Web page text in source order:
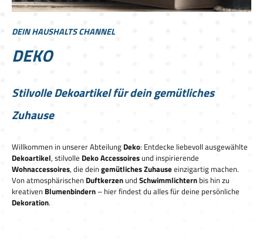
DEIN HAUSHALTS CHANNEL
DEKO
Stilvolle Dekoartikel für dein gemütliches
Zuhause
Willkommen in unserer Abteilung Deko: Entdecke liebevoll ausgewählte
Dekoartikel, stilvolle Deko Accessoiresund inspirierende
Wohnaccessoires, die deingemütliches Zuhauseeinzigartig machen.
Von atmosphärischen Duftkerzenund Schwimmlichtern bis hin zu
kreativen Blumenbindern– hier findest du alles für deine persönliche
Dekoration.